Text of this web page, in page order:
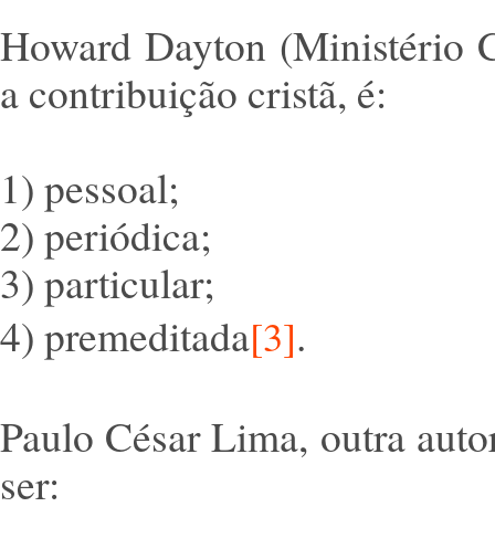
Howard Dayton (Ministério
a contribuição cristã, é:
1) pessoal;
2) periódica;
3) particular;
4) premeditada[3].
Paulo César Lima, outra
ser: